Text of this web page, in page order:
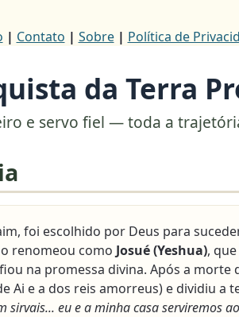
| Contato | Sobre| Política de
da Terra
e servo fiel — toda a
foi escolhido por Deus para
renomeou como Josué (Yeshua),
na promessa divina. Após a
Ai e a dos reis amorreus) e dividiu
sirvais... eu e a minha casa serviremos